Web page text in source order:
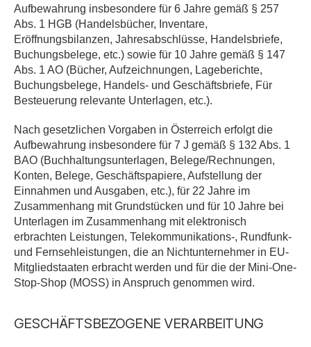
Aufbewahrung insbesondere für 6 Jahre gemäß § 257
Abs. 1 HGB (Handelsbücher, Inventare,
Eröffnungsbilanzen, Jahresabschlüsse, Handelsbriefe,
Buchungsbelege, etc.) sowie für 10 Jahre gemäß § 147
Abs. 1 AO (Bücher, Aufzeichnungen, Lageberichte,
Buchungsbelege, Handels- und Geschäftsbriefe, Für
Besteuerung relevante Unterlagen, etc.).
Nach gesetzlichen Vorgaben in Österreich erfolgt die
Aufbewahrung insbesondere für 7 J gemäß § 132 Abs. 1
BAO (Buchhaltungsunterlagen, Belege/Rechnungen,
Konten, Belege, Geschäftspapiere, Aufstellung der
Einnahmen und Ausgaben, etc.), für 22 Jahre im
Zusammenhang mit Grundstücken und für 10 Jahre bei
Unterlagen im Zusammenhang mit elektronisch
erbrachten Leistungen, Telekommunikations-, Rundfunk-
und Fernsehleistungen, die an Nichtunternehmer in EU-
Mitgliedstaaten erbracht werden und für die der Mini-One-
Stop-Shop (MOSS) in Anspruch genommen wird.
GESCHÄFTSBEZOGENE VERARBEITUNG